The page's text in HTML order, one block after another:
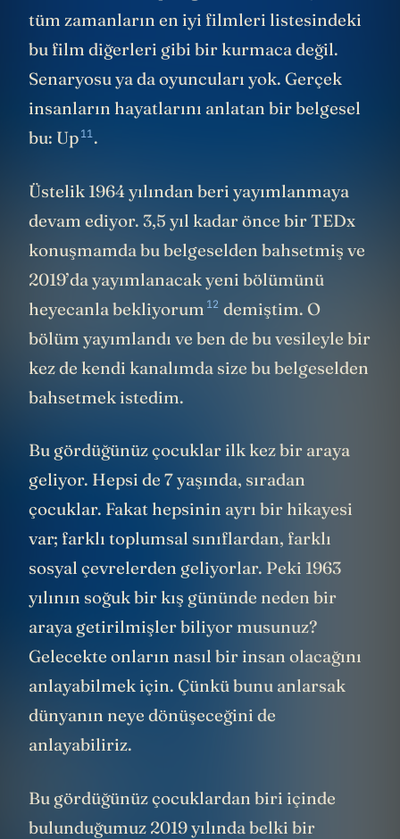
tüm zamanların en iyi filmleri listesindeki
bu film diğerleri gibi bir kurmaca değil.
Senaryosu ya da oyuncuları yok. Gerçek
insanların hayatlarını anlatan bir belgesel
bu: Up11.
Üstelik 1964 yılından beri yayımlanmaya
devam ediyor. 3,5 yıl kadar önce bir TEDx
konuşmamda bu belgeselden bahsetmiş ve
2019’da yayımlanacak yeni bölümünü
heyecanla bekliyorum 12 demiştim. O
bölüm yayımlandı ve ben de bu vesileyle bir
kez de kendi kanalımda size bu belgeselden
bahsetmek istedim.
Bu gördüğünüz çocuklar ilk kez bir araya
geliyor. Hepsi de 7 yaşında, sıradan
çocuklar. Fakat hepsinin ayrı bir hikayesi
var; farklı toplumsal sınıflardan, farklı
sosyal çevrelerden geliyorlar. Peki 1963
yılının soğuk bir kış gününde neden bir
araya getirilmişler biliyor musunuz?
Gelecekte onların nasıl bir insan olacağını
anlayabilmek için. Çünkü bunu anlarsak
dünyanın neye dönüşeceğini de
anlayabiliriz.
Bu gördüğünüz çocuklardan biri içinde
bulunduğumuz 2019 yılında belki bir